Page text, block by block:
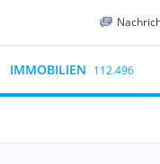
IMMOBILIEN 112.496